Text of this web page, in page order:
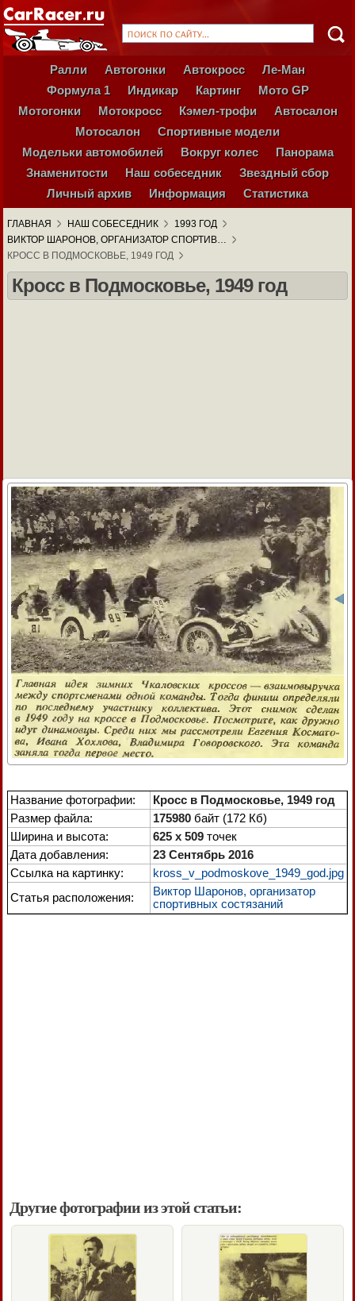
Ралли Автогонки Автокросс
Ле-Ман
Формула 1
Индикар Картинг
Мото GP
Мотогонки
Мотокросс Кэмел-трофи
Автосалон
Мотосалон
Спортивные модели
Модельки автомобилей
Вокруг колес
Панорама
Знаменитости
Наш собеседник
Звездный сбор
Личный архив
Информация Статистика
ГЛАВНАЯ НАШ СОБЕСЕДНИК
1993 ГОД
ВИКТОР ШАРОНОВ, ОРГАНИЗАТОР СПОРТИВ…
КРОСС В ПОДМОСКОВЬЕ, 1949 ГОД
Кросс в Подмосковье, 1949 год
Название фотографии:
Кросс в Подмосковье, 1949 год
Размер файла:
175980 байт (172 Кб)
Ширина и высота:
625 x 509 точек
Дата добавления:
23 Сентябрь 2016
Ссылка на картинку:
kross_v_podmoskove_1949_god.jpg
Статья расположения:
Виктор Шаронов, организатор
спортивных состязаний
Другие фотографии из этой статьи: